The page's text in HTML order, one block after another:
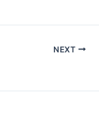
NEXT